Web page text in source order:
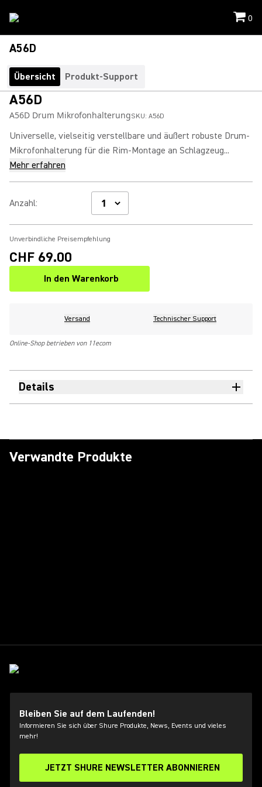
0
A56D
Übersicht Produkt-Support
A56D
A56D Drum MikrofonhalterungSKU: A56D
Universelle, vielseitig verstellbare und äußert robuste Drum-
Mikrofonhalterung für die Rim-Montage an Schlagzeug...
Mehr erfahren
Anzahl:
Unverbindliche Preisempfehlung
CHF 69.00
In den Warenkorb
Versand Technischer Support
Online-Shop betrieben von 11ecom
Details
Verwandte Produkte
Bleiben Sie auf dem Laufenden!
Informieren Sie sich über Shure Produkte, News, Events und vieles
mehr!
JETZT SHURE NEWSLETTER ABONNIEREN